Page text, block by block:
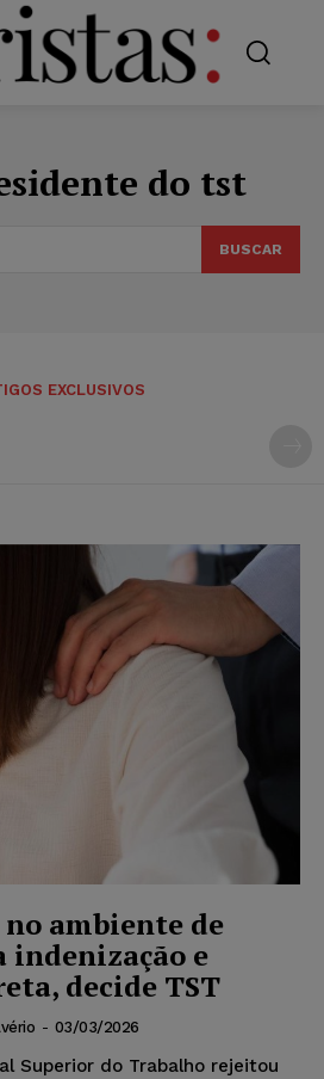
do tst
BUSCAR
EXCLUSIVOS
ambiente de
indenização e
decide TST
- 03/03/2026
Superior do Trabalho rejeitou